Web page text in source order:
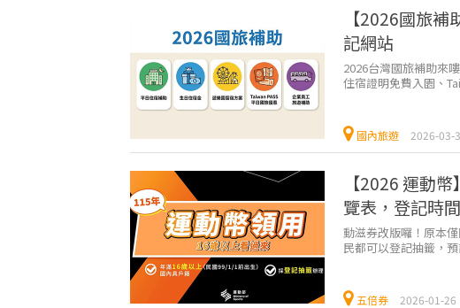
【2026國旅
記網站
2026台灣國旅補助來
住宿證明免費入園、
國內旅遊 2026-03-
【2026 運動
覽表，登記時
動滋券改版囉！原本
民都可以登記抽籤，
五倍券 2026-01-26